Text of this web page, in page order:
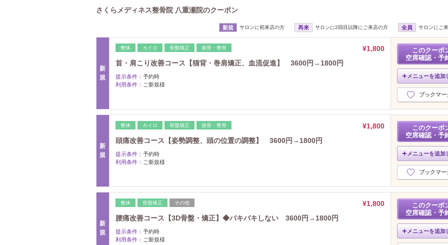
さくらメディネス整骨院 八重瀬院のクーポン
新規 サロンに初来店の方 再来 サロンに2回目以降にご来店の方 全員 サロンにご
新
規
整体 カイロ 骨盤矯正 接骨・整骨
¥1,800
首・肩こり改善コース【猫背・巻肩矯正、血流促進】 3600円→1800円
提示条件： 予約時
利用条件： ご新規様
このクーポ
空席確認・予
メニューを追加
ブックマー
新
規
整体 カイロ 骨盤矯正 接骨・整骨
¥1,800
頭痛改善コース【姿勢調整、頭の位置の調整】 3600円→1800円
提示条件： 予約時
利用条件： ご新規様
このクーポ
空席確認・予
メニューを追加
ブックマー
新
規
整体 骨盤矯正 その他
¥1,800
腰痛改善コース【3D骨盤・矯正】◆バキバキしない 3600円→1800円
提示条件： 予約時
利用条件： ご新規様
このクーポ
空席確認・予
メニューを追加